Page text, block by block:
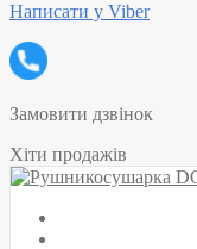
Написати у Viber
Замовити дзвінок
Хіти продажів